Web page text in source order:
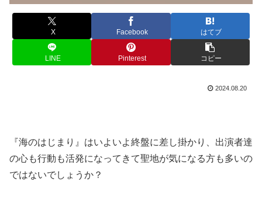
X Facebook はてブ
LINE Pinterest コピー
2024.08.20
『海のはじまり』はいよいよ終盤に差し掛かり、出演者達
の心も行動も活発になってきて聖地が気になる方も多いの
ではないでしょうか？